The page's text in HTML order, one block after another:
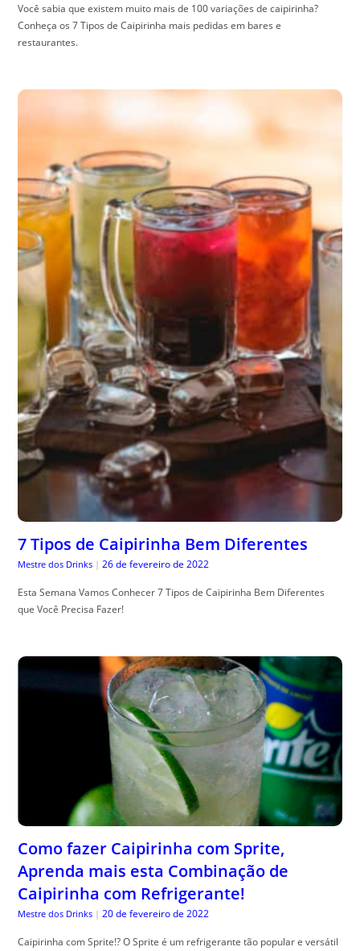
Você sabia que existem muito mais de 100 variações de caipirinha?
Conheça os 7 Tipos de Caipirinha mais pedidas em bares e
restaurantes.
7 Tipos de Caipirinha Bem Diferentes
Mestre dos Drinks | 26 de fevereiro de 2022
Esta Semana Vamos Conhecer 7 Tipos de Caipirinha Bem Diferentes
que Você Precisa Fazer!
Como fazer Caipirinha com Sprite,
Aprenda mais esta Combinação de
Caipirinha com Refrigerante!
Mestre dos Drinks | 20 de fevereiro de 2022
Caipirinha com Sprite!? O Sprite é um refrigerante tão popular e versátil